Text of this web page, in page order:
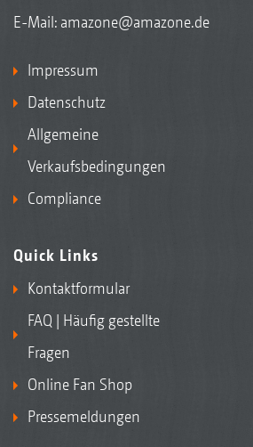
E-Mail: amazone@amazone.de
Impressum
Datenschutz
Allgemeine
Verkaufsbedingungen
Compliance
Quick Links
Kontaktformular
FAQ | Häufig gestellte
Fragen
Online Fan Shop
Pressemeldungen